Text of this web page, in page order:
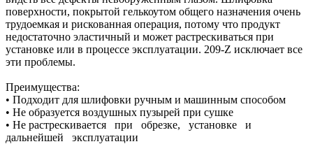
поверхности, покрытой гелькоутом общего назначения очень
трудоемкая и рискованная операция, потому что продукт
недостаточно эластичный и может растрескиваться при
установке или в процессе эксплуатации. 209-Z исключает все
эти проблемы.
Преимущества:
• Подходит для шлифовки ручным и машинным способом
• Не образуется воздушных пузырей при сушке
• Не растрескивается при обрезке, установке и
дальнейшей эксплуатации